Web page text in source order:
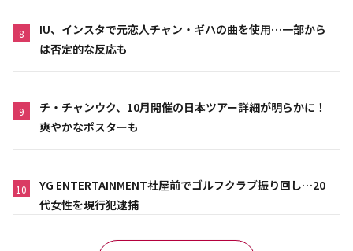
8
IU、インスタで元恋人チャン・ギハの曲を使用…一部から
は否定的な反応も
9
チ・チャンウク、10月開催の日本ツアー詳細が明らかに！
爽やかなポスターも
10
YG ENTERTAINMENT社屋前でゴルフクラブ振り回し…20
代女性を現行犯逮捕